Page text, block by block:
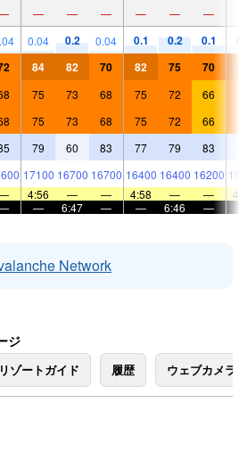
— — — — — —
0.04 0.2 0.04 0.1 0.2 0.1
84 82 70 82 75 70
75 73 68 75 72 66
75 73 68 75 72 66
79 60 83 77 79 83
17100 16700 16700 16400 16400 16200
4:56 — — 4:58 — —
— 6:47 — — 6:46 —
Network
ジ
ゾートガイド 履歴 ウェブカメラ